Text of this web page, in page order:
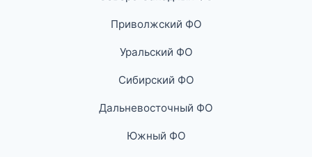
Приволжский ФО
Уральский ФО
Сибирский ФО
Дальневосточный ФО
Южный ФО